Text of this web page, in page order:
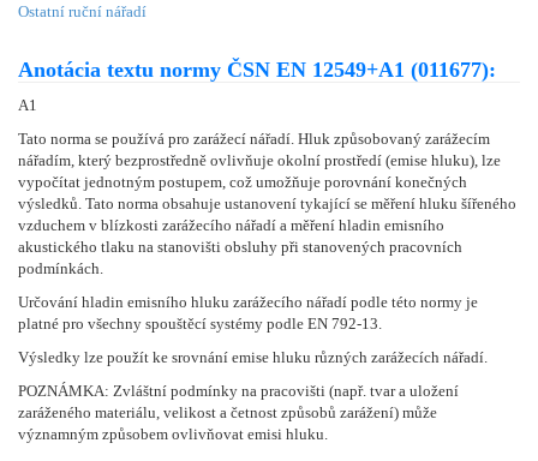
Ostatní ruční nářadí
Anotácia textu normy ČSN EN 12549+A1 (011677):
A1
Tato norma se používá pro zarážecí nářadí. Hluk způsobovaný zarážecím
nářadím, který bezprostředně ovlivňuje okolní prostředí (emise hluku), lze
vypočítat jednotným postupem, což umožňuje porovnání konečných
výsledků. Tato norma obsahuje ustanovení tykající se měření hluku šířeného
vzduchem v blízkosti zarážecího nářadí a měření hladin emisního
akustického tlaku na stanovišti obsluhy při stanovených pracovních
podmínkách.
Určování hladin emisního hluku zarážecího nářadí podle této normy je
platné pro všechny spouštěcí systémy podle EN 792-13.
Výsledky lze použít ke srovnání emise hluku různých zarážecích nářadí.
POZNÁMKA: Zvláštní podmínky na pracovišti (např. tvar a uložení
zaráženého materiálu, velikost a četnost způsobů zarážení) může
významným způsobem ovlivňovat emisi hluku.